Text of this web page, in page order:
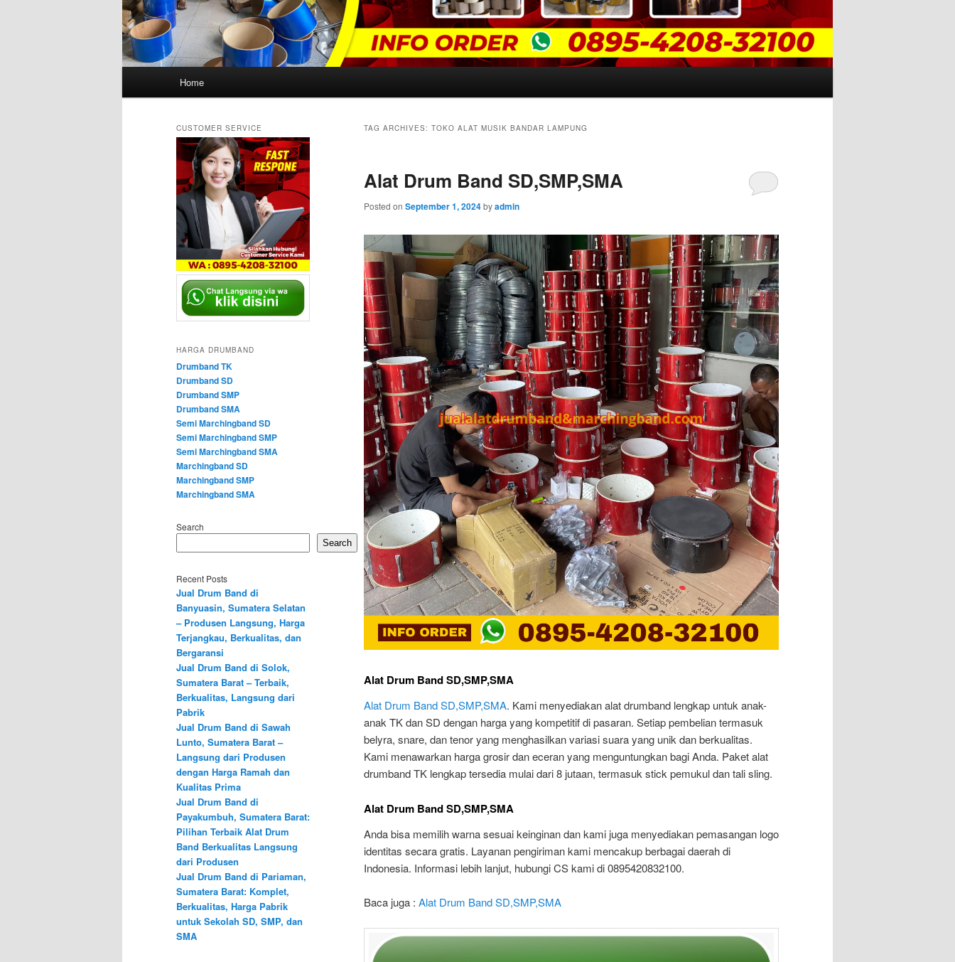
Home
TAG ARCHIVES: TOKO ALAT MUSIK BANDAR LAMPUNG
Alat Drum Band SD,SMP,SMA
Posted on September 1, 2024byadmin
Alat Drum Band SD,SMP,SMA
Alat Drum Band SD,SMP,SMA. Kami menyediakan alat drumband lengkap untuk anak-
anak TK dan SD dengan harga yang kompetitif di pasaran. Setiap pembelian termasuk
belyra, snare, dan tenor yang menghasilkan variasi suara yang unik dan berkualitas.
Kami menawarkan harga grosir dan eceran yang menguntungkan bagi Anda. Paket alat
drumband TK lengkap tersedia mulai dari 8 jutaan, termasuk stick pemukul dan tali sling.
Alat Drum Band SD,SMP,SMA
Anda bisa memilih warna sesuai keinginan dan kami juga menyediakan pemasangan logo
identitas secara gratis. Layanan pengiriman kami mencakup berbagai daerah di
Indonesia. Informasi lebih lanjut, hubungi CS kami di 0895420832100.
Baca juga : Alat Drum Band SD,SMP,SMA
CUSTOMER SERVICE
HARGA DRUMBAND
Drumband TK
Drumband SD
Drumband SMP
Drumband SMA
Semi Marchingband SD
Semi Marchingband SMP
Semi Marchingband SMA
Marchingband SD
Marchingband SMP
Marchingband SMA
Search
Search
Recent Posts
Jual Drum Band di
Banyuasin, Sumatera Selatan
– Produsen Langsung, Harga
Terjangkau, Berkualitas, dan
Bergaransi
Jual Drum Band di Solok,
Sumatera Barat – Terbaik,
Berkualitas, Langsung dari
Pabrik
Jual Drum Band di Sawah
Lunto, Sumatera Barat –
Langsung dari Produsen
dengan Harga Ramah dan
Kualitas Prima
Jual Drum Band di
Payakumbuh, Sumatera Barat:
Pilihan Terbaik Alat Drum
Band Berkualitas Langsung
dari Produsen
Jual Drum Band di Pariaman,
Sumatera Barat: Komplet,
Berkualitas, Harga Pabrik
untuk Sekolah SD, SMP, dan
SMA